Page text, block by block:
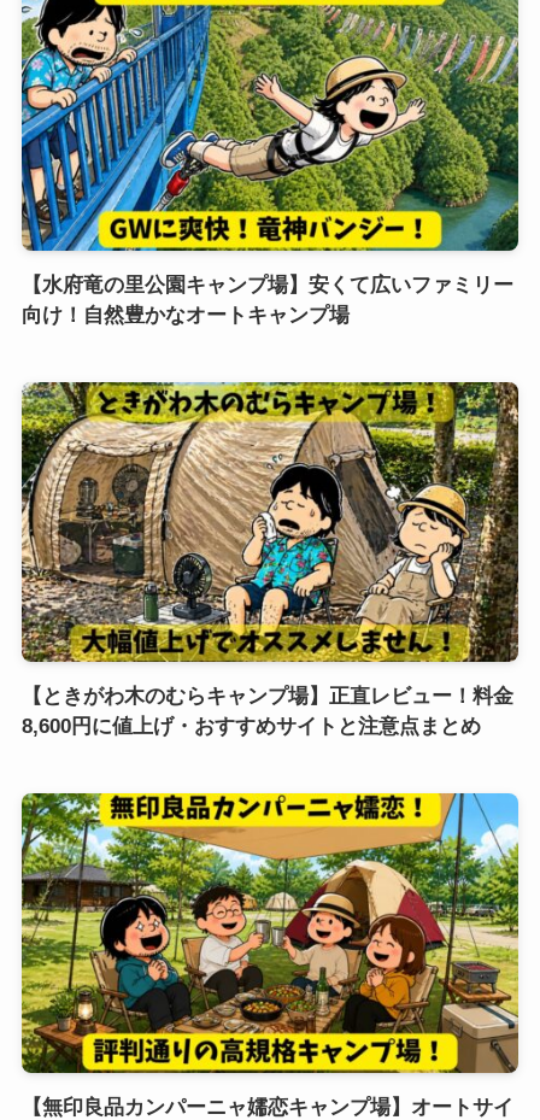
【水府竜の里公園キャンプ場】安くて広いファミリー
向け！自然豊かなオートキャンプ場
【ときがわ木のむらキャンプ場】正直レビュー！料金
8,600円に値上げ・おすすめサイトと注意点まとめ
【無印良品カンパーニャ嬬恋キャンプ場】オートサイ